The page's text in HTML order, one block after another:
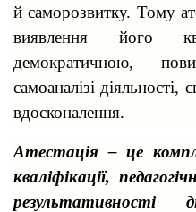
й саморозвитку. Тому
виявлення його
демократичною,
самоаналізі
вдосконалення.
Атестація – це
кваліфікації,
результативності